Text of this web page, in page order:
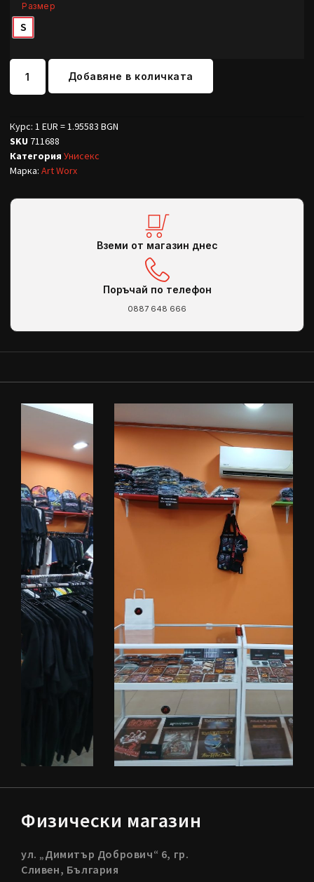
Размер
S
Добавяне в количката
Курс: 1 EUR = 1.95583 BGN
SKU 711688
Категория Унисекс
Марка: Art Worx
Вземи от магазин днес
Поръчай по телефон
0887 648 666
Физически магазин
ул. „Димитър Добрович“ 6, гр.
Сливен, България